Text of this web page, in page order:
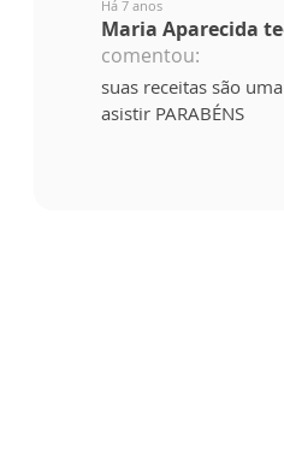
Há 7 anos
Maria Aparecida
comentou:
suas receitas são
asistir PARABÉNS